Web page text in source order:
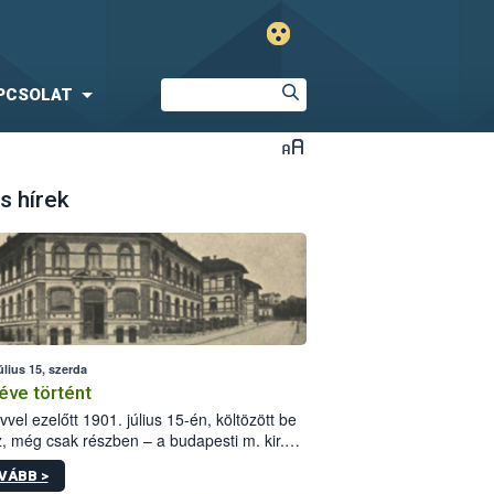
hírek
15, szerda
történt
ezelőtt 1901. július 15-én, költözött be
még csak részben – a budapesti m. kir.
állomás a Kis Rókus utca
alatti, Czigler Győző által tervezett új
>